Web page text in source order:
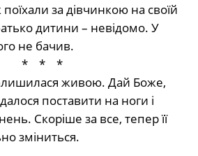
за дівчинкою на своїй
дитини – невідомо. У
не бачив.
*
*
*
живою. Дай Боже,
поставити на ноги і
Скоріше за все, тепер її
зміниться.